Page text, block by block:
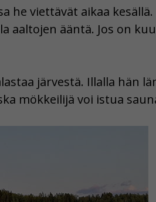
he viettävät aikaa
aaltojen ääntä. Jos on
järvestä. Illalla hän
mökkeilijä voi istua